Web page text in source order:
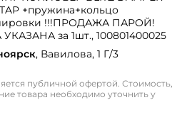
+пружина+кольцо
!!!ПРОДАЖА ПАРОЙ!
за 1шт., 100801400025
, Вавилова, 1 Г/3
публичной офертой. Стоимость,
товара необходимо уточнить у